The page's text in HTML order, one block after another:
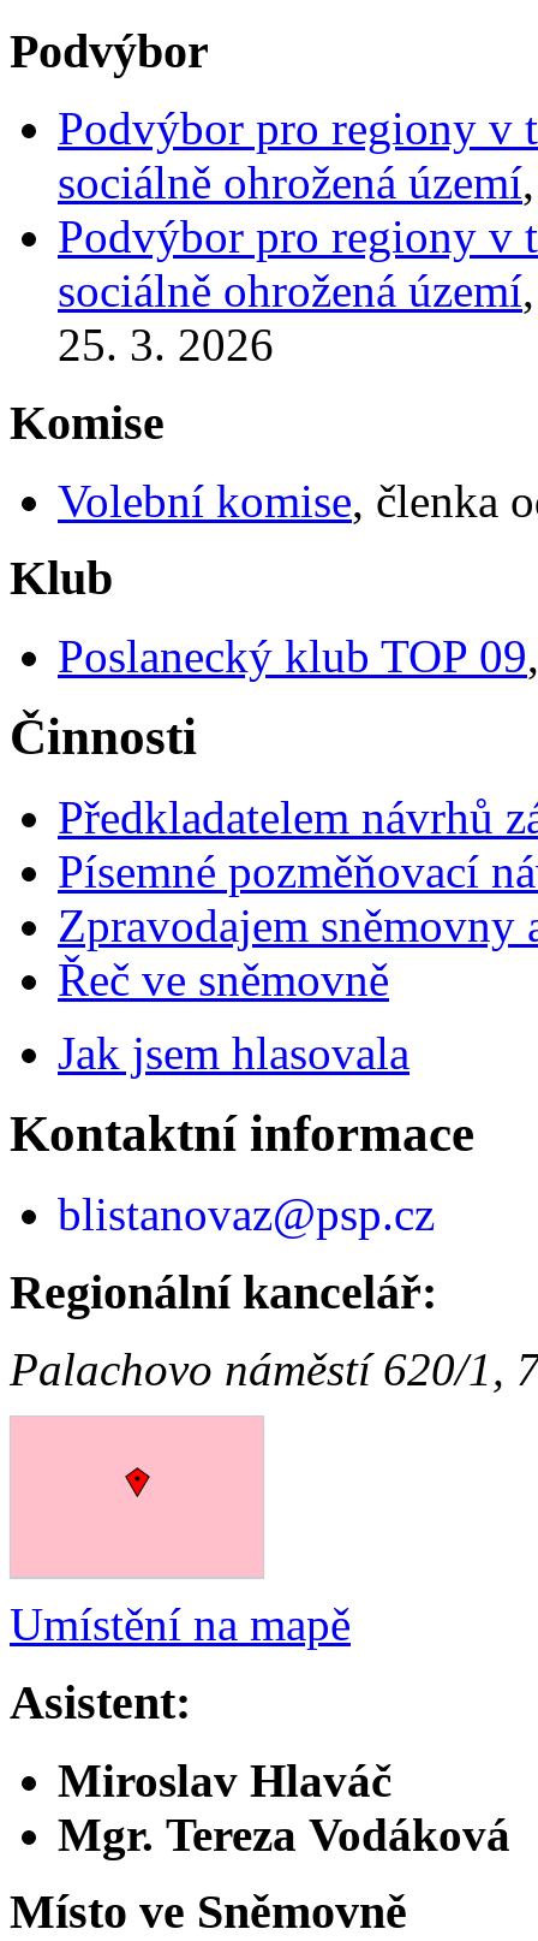
Podvýbor
Podvýbor pro regiony v
sociálně ohrožená území
Podvýbor pro regiony v
sociálně ohrožená území
25. 3. 2026
Komise
Volební komise, členka
Klub
Poslanecký klub TOP 09
Činnosti
Předkladatelem návrhů
Písemné pozměňovací
Zpravodajem
Řeč ve sněmovně
Jak jsem hlasovala
Kontaktní informace
blistanovaz@psp.cz
Regionální kancelář:
Palachovo náměstí 620/1,
Umístění na mapě
Asistent:
Miroslav Hlaváč
Mgr. Tereza Vodáková
Místo ve Sněmovně